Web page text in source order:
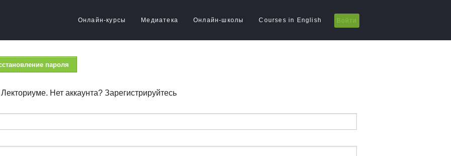
Онлайн-курсы Медиатека Онлайн-школы Courses in English Войти
пароля